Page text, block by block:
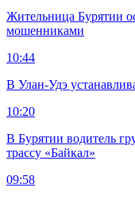
Жительница Бурятии
мошенниками
10:44
В Улан-Удэ
10:20
В Бурятии водитель
трассу «Байкал»
09:58